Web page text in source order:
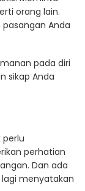
orang lain.
Anda
pada diri
sikap Anda
perhatian
Dan ada
menyatakan